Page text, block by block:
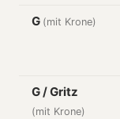
G (mit Krone)
G / Gritz
(mit Krone)